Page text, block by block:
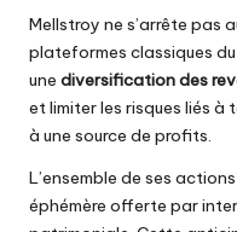
Mellstroy ne s’arrête pas
plateformes classiques du
une diversification des
et limiter les risques liés
à une source de profits.
L’ensemble de ses
éphémère offerte par